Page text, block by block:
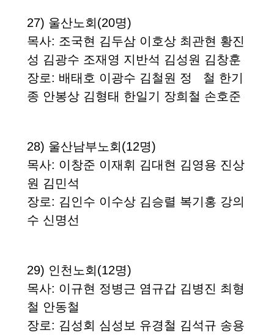
27) 울산노회 (20명)
목사: 조국현 김두삼 이호상 최관현 황진
성 김광수 조재영 지반석 김성원 김창훈
장로: 배태호 이광수 김철원 정 철 한기
종 안봉상 김형태 한일기 장희철 손호준
28) 울산남부노회 (12명)
목사: 이창준 이재휘 김대현 김영용 진상
원 김민석
장로: 김인수 이수상 김승렬 복기홍 강의
수 신명선
29) 인천노회 (12명)
목사: 이규현 정병근 염규갑 김병진 최형
철 안동철
장로: 김성회 심성보 유경철 김석규 송용